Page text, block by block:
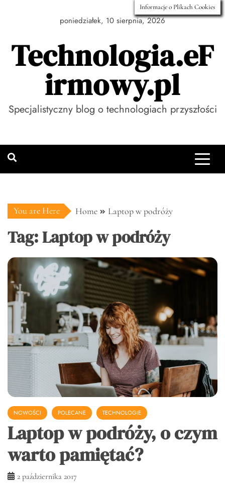
poniedziałek, 10 sierpnia, 2026
Technologia.eF
irmowy.pl
Specjalistyczny blog o technologiach przyszłości
You are Here Home Laptop w podróży
Tag:Laptop w podróży
NOWOŚCI POLECANE TECHNOLOGIE
Laptop w podróży, o czym
warto pamiętać?
2 października 2017
Informacje o Plikach Cookies